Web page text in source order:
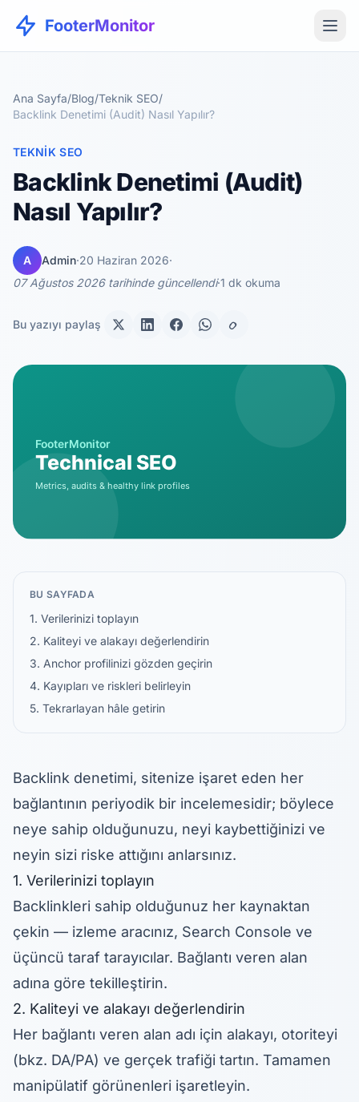
FooterMonitor
Ana Sayfa/Blog/Teknik SEO/
Backlink Denetimi (Audit) Nasıl Yapılır?
TEKNIK SEO
Backlink Denetimi (Audit)
Nasıl Yapılır?
A Admin·20 Haziran 2026·
07 Ağustos 2026 tarihinde güncellendi·1 dk okuma
Bu yazıyı paylaş
BU SAYFADA
1. Verilerinizi toplayın
2. Kaliteyi ve alakayı değerlendirin
3. Anchor profilinizi gözden geçirin
4. Kayıpları ve riskleri belirleyin
5. Tekrarlayan hâle getirin
Backlink denetimi, sitenize işaret eden her
bağlantının periyodik bir incelemesidir; böylece
neye sahip olduğunuzu, neyi kaybettiğinizi ve
neyin sizi riske attığını anlarsınız.
1. Verilerinizi toplayın
Backlinkleri sahip olduğunuz her kaynaktan
çekin — izleme aracınız, Search Console ve
üçüncü taraf tarayıcılar. Bağlantı veren alan
adına göre tekilleştirin.
2. Kaliteyi ve alakayı değerlendirin
Her bağlantı veren alan adı için alakayı, otoriteyi
(bkz. DA/PA) ve gerçek trafiği tartın. Tamamen
manipülatif görünenleri işaretleyin.